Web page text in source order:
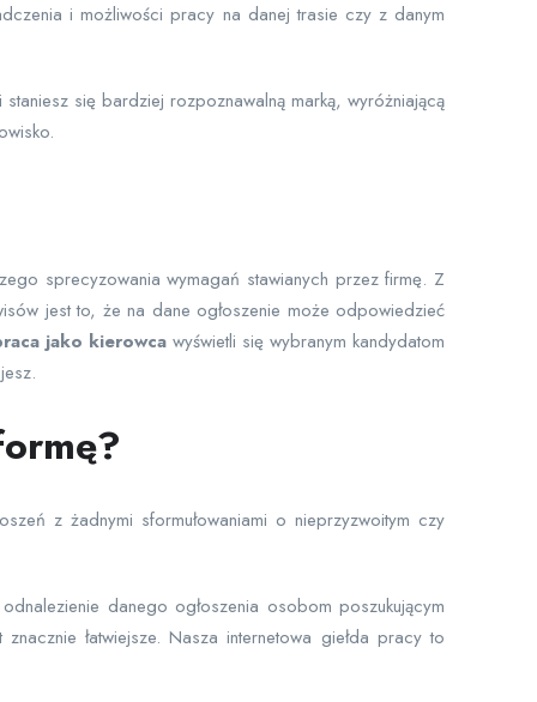
i możliwości pracy na danej trasie czy z danym
się bardziej rozpoznawalną marką, wyróżniającą
sprecyzowania wymagań stawianych przez firmę. Z
jest to, że na dane ogłoszenie może odpowiedzieć
jako kierowca wyświetli się wybranym kandydatom
z żadnymi sformułowaniami o nieprzyzwoitym czy
danego ogłoszenia osobom poszukującym
łatwiejsze. Nasza internetowa giełda pracy to